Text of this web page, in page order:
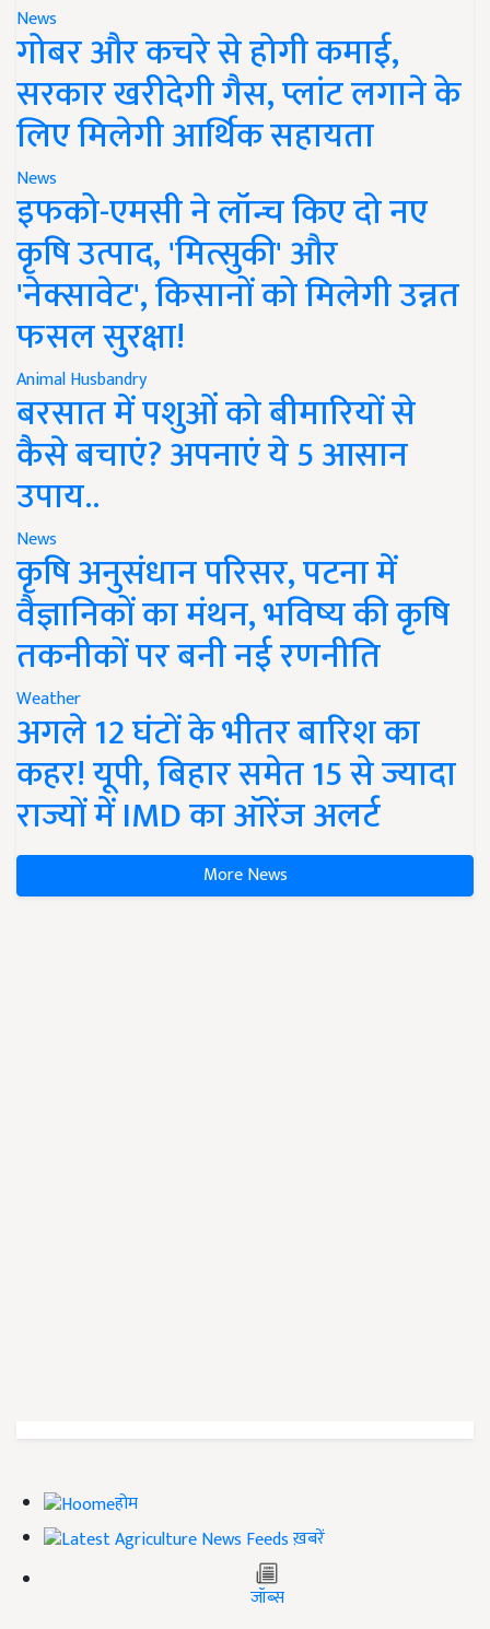
News
गोबर और कचरे से होगी कमाई,
सरकार खरीदेगी गैस, प्लांट लगाने के
लिए मिलेगी आर्थिक सहायता
News
इफको-एमसी ने लॉन्च किए दो नए
कृषि उत्पाद, 'मित्सुकी' और
'नेक्सावेट', किसानों को मिलेगी उन्नत
फसल सुरक्षा!
Animal Husbandry
बरसात में पशुओं को बीमारियों से
कैसे बचाएं? अपनाएं ये 5 आसान
उपाय..
News
कृषि अनुसंधान परिसर, पटना में
वैज्ञानिकों का मंथन, भविष्य की कृषि
तकनीकों पर बनी नई रणनीति
Weather
अगले 12 घंटों के भीतर बारिश का
कहर! यूपी, बिहार समेत 15 से ज्यादा
राज्यों में IMD का ऑरेंज अलर्ट
More News
होम
ख़बरें
जॉब्स